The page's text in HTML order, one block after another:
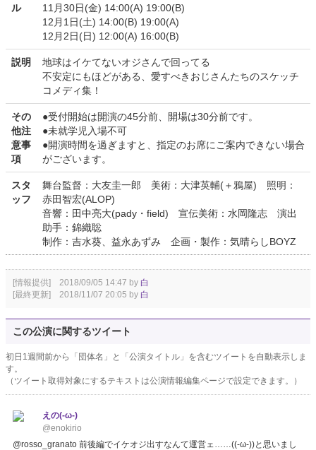
ル
11月30日(金) 14:00(A) 19:00(B)
12月1日(土) 14:00(B) 19:00(A)
12月2日(日) 12:00(A) 16:00(B)
説明
地球はイケてないオジさんで回ってる
不安定にもほどがある、愛すべきおじさんたちのスケッチ
コメディ集！
その
他注
意事
項
●受付開始は開演の45分前、開場は30分前です。
●未就学児入場不可
●開演時間を過ぎますと、指定のお席にご案内できない場合
がございます。
スタ
ッフ
舞台監督：大友圭一郎 美術：大津英輔(＋鴉屋) 照明：
赤田智宏(ALOP)
音響：田中亮大(pady・field) 宣伝美術：水岡隆志 演出
助手：錦織聡
制作：吉水葵、益永あずみ 企画・製作：気晴らしBOYZ
[情報提供] 2018/09/05 14:47 by 白
[最終更新] 2018/11/07 20:05 by 白
この公演に関するツイート
初日1週間前から「団体名」と「公演タイトル」を含むツイートを自動表示しま
す。
（ツイート取得対象にするテキストは公演情報編集ページで設定できます。）
えの(-ω-)
@enokirio
@rosso_granato 前後編でイケオジ出すなんて運営ェ……((-ω-))と思いまし